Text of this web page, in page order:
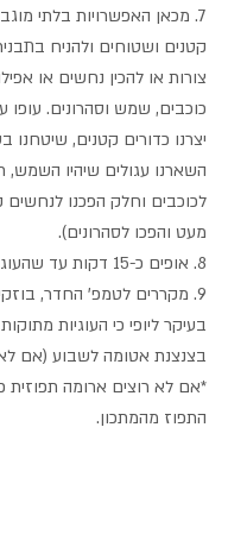
7. מכאן האפשרויות בלתי
קטנים ושטוחים ולהניח
צורות או להכין נחשים או
כוכבים, שמש וסהרונים. עופו
יצרנו כדורים קטנים,
השארנו עגולים שיהיו השמש,
לכוכבים וחלק הפכנו
מעט והפכו לסהרונים).
8. אופים כ-15 דקות עד שהעוגיות מזהיבות מעט.
9. מקררים לטמפ' החדר,
בעיקר ליופי כי העוגיות
בצנצנת אטומה לשבוע (אם
*אם לא רוצים ארומה
התפוז מהמתכון.